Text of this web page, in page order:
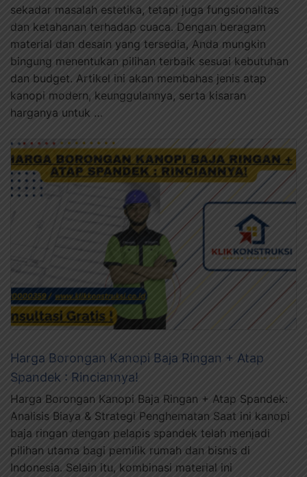
sekadar masalah estetika, tetapi juga fungsionalitas
dan ketahanan terhadap cuaca. Dengan beragam
material dan desain yang tersedia, Anda mungkin
bingung menentukan pilihan terbaik sesuai kebutuhan
dan budget. Artikel ini akan membahas jenis atap
kanopi modern, keunggulannya, serta kisaran
harganya untuk …
Harga Borongan Kanopi Baja Ringan + Atap
Spandek : Rinciannya!
Harga Borongan Kanopi Baja Ringan + Atap Spandek:
Analisis Biaya & Strategi Penghematan Saat ini kanopi
baja ringan dengan pelapis spandek telah menjadi
pilihan utama bagi pemilik rumah dan bisnis di
Indonesia. Selain itu, kombinasi material ini